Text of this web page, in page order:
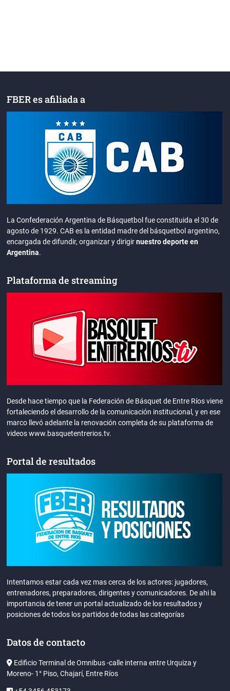
FBER es afiliada a
La Confederación Argentina de Básquetbol fue constituida el 30 de
agosto de 1929. CAB es la entidad madre del básquetbol argentino,
encargada de difundir, organizar y dirigirnuestro deporte en
Argentina.
Plataforma de streaming
Desde hace tiempo que la Federación de Básquet de Entre Ríos viene
fortaleciendo el desarrollo de la comunicación institucional, y en ese
marco llevó adelante la renovación completa de su plataforma de
videos www.basquetentrerios.tv.
Portal de resultados
Intentamos estar cada vez mas cerca de los actores: jugadores,
entrenadores, preparadores, dirigentes y comunicadores. De ahi la
importancia de tener un portal actualizado de los resultados y
posiciones de todos los partidos de todas las categorías
Datos de contacto
Edificio Terminal de Omnibus -calle interna entre Urquiza y
Moreno- 1° Piso, Chajarí, Entre Ríos